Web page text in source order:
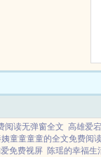
阅读无弹窗全文 高雄爱
童童童童的全文免费阅
免费视屏 陈瑶的幸福生